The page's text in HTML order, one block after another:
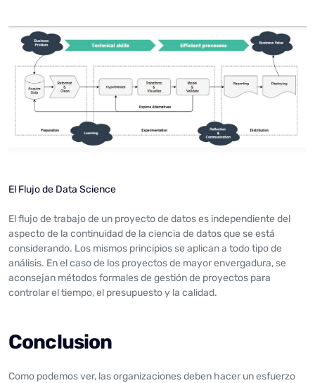
El Flujo de Data Science
El flujo de trabajo de un proyecto de datos es independiente del
aspecto de la continuidad de la ciencia de datos que se está
considerando. Los mismos principios se aplican a todo tipo de
análisis. En el caso de los proyectos de mayor envergadura, se
aconsejan métodos formales de gestión de proyectos para
controlar el tiempo, el presupuesto y la calidad.
Conclusion
Como podemos ver, las organizaciones deben hacer un esfuerzo